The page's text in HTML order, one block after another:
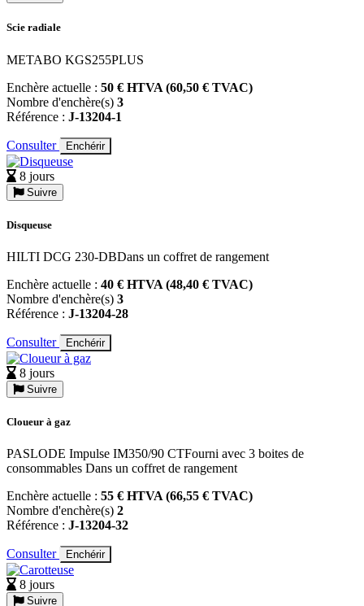
Scie radiale
METABO KGS255PLUS
Enchère actuelle : 50 € HTVA (60,50 € TVAC)
Nombre d'enchère(s) 3
Référence : J-13204-1
Consulter Enchérir
8 jours
Suivre
Disqueuse
HILTI DCG 230-DBDans un coffret de rangement
Enchère actuelle : 40 € HTVA (48,40 € TVAC)
Nombre d'enchère(s) 3
Référence : J-13204-28
Consulter Enchérir
8 jours
Suivre
Cloueur à gaz
PASLODE Impulse IM350/90 CTFourni avec 3 boites de
consommables Dans un coffret de rangement
Enchère actuelle : 55 € HTVA (66,55 € TVAC)
Nombre d'enchère(s) 2
Référence : J-13204-32
Consulter Enchérir
8 jours
Suivre